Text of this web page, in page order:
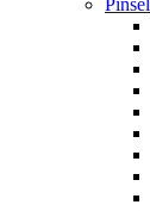
Pinsel